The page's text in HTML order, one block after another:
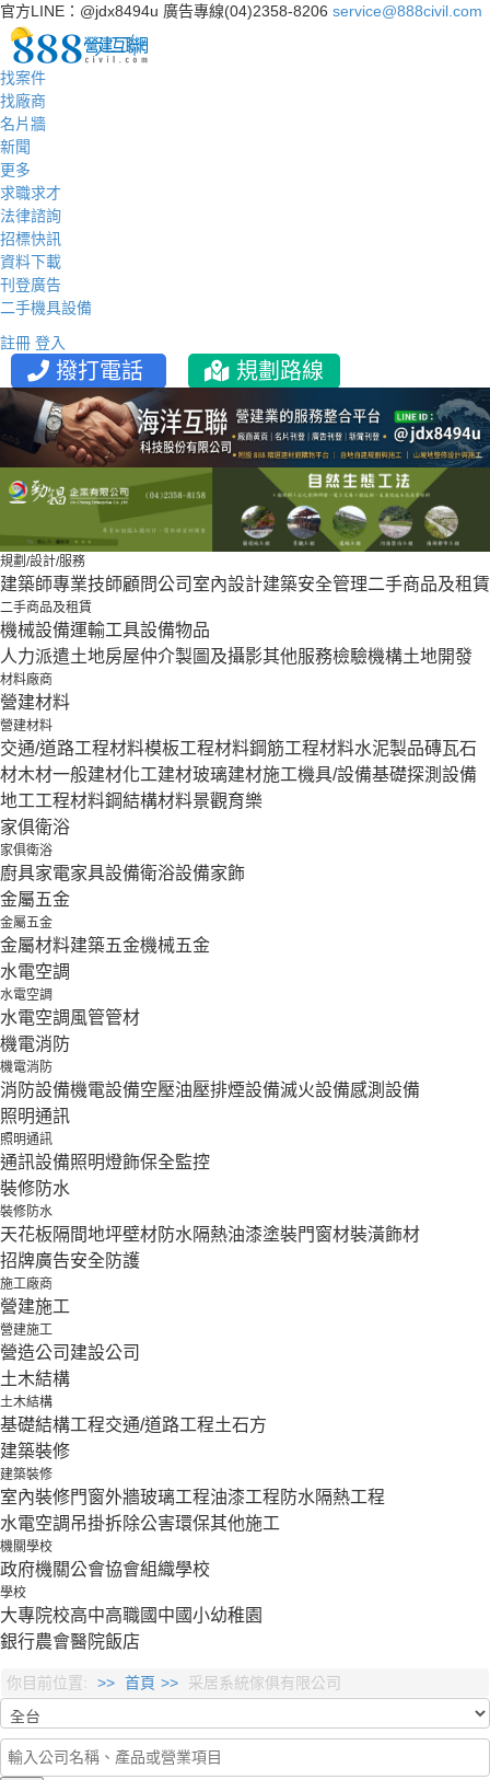
官方LINE：@jdx8494u 廣告專線(04)2358-8206 service@888civil.com
找案件
找廠商
名片牆
新聞
更多
求職求才
法律諮詢
招標快訊
資料下載
刊登廣告
二手機具設備
註冊 登入
撥打電話 規劃路線
規劃/設計/服務
建築師專業技師顧問公司 室內設計建築安全管理二手商品及租賃
二手商品及租賃
機械設備運輸工具設備物品
人力派遣土地房屋仲介製圖及攝影其他服務檢驗機構土地開發
材料廠商
營建材料
營建材料
交通/道路工程材料模板工程材料鋼筋工程材料水泥製品磚瓦石
材木材一般建材化工建材玻璃建材施工機具/設備基礎探測設備
地工工程材料鋼結構材料景觀育樂
家俱衛浴
家俱衛浴
廚具家電家具設備衛浴設備家飾
金屬五金
金屬五金
金屬材料建築五金機械五金
水電空調
水電空調
水電空調風管管材
機電消防
機電消防
消防設備機電設備空壓油壓排煙設備滅火設備感測設備
照明通訊
照明通訊
通訊設備照明燈飾保全監控
裝修防水
裝修防水
天花板隔間地坪壁材防水隔熱油漆塗裝門窗材裝潢飾材
招牌廣告安全防護
施工廠商
營建施工
營建施工
營造公司 建設公司
土木結構
土木結構
基礎結構工程交通/道路工程土石方
建築裝修
建築裝修
室內裝修門窗外牆玻璃工程油漆工程 防水隔熱工程
水電空調 吊掛拆除公害環保其他施工
機關學校
政府機關公會協會組織學校
學校
大專院校高中高職國中 國小幼稚園
銀行農會醫院飯店
你目前位置: 首頁 采居系統傢俱有限公司